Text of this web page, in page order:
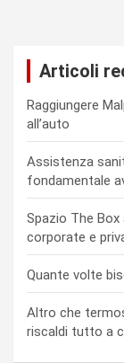
Articoli
Raggiungere
all’auto
Assistenza
fondamentale
Spazio The Box
corporate e
Quante volte
Altro che
riscaldi tutto a